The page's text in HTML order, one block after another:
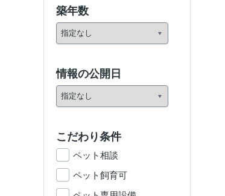
築年数
情報の公開日
こだわり条件
ペット相談
ペット飼育可